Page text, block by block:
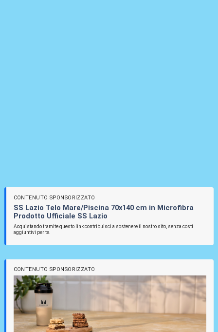
CONTENUTO SPONSORIZZATO
SS Lazio Telo Mare/Piscina 70x140 cm in Microfibra
Prodotto Ufficiale SS Lazio
Acquistando tramite questo link contribuisci a sostenere il nostro sito, senza costi
aggiuntivi per te.
CONTENUTO SPONSORIZZATO